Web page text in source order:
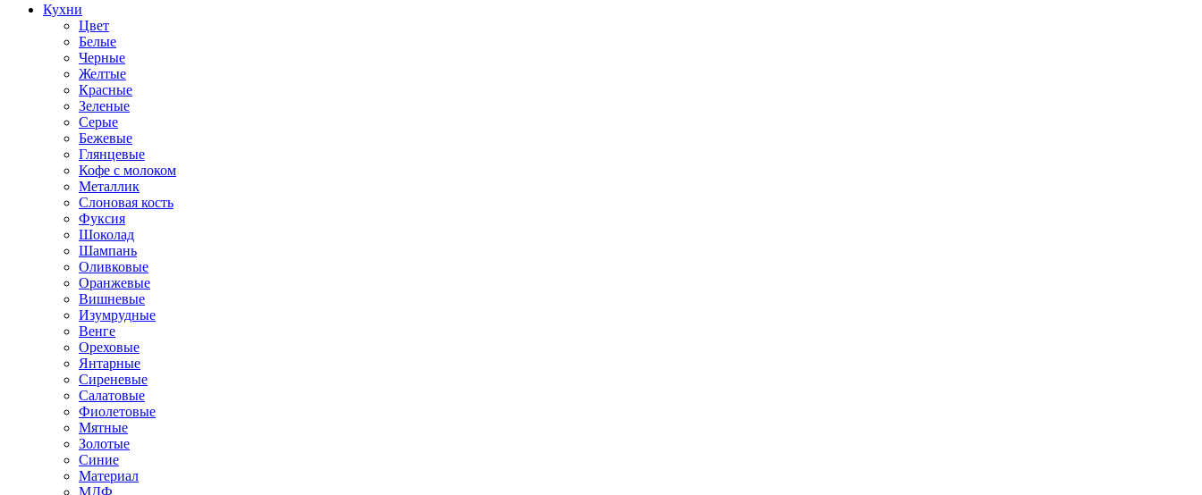
Кухни
Цвет
Белые
Черные
Желтые
Красные
Зеленые
Серые
Бежевые
Глянцевые
Кофе с молоком
Металлик
Слоновая кость
Фуксия
Шоколад
Шампань
Оливковые
Оранжевые
Вишневые
Изумрудные
Венге
Ореховые
Янтарные
Сиреневые
Салатовые
Фиолетовые
Мятные
Золотые
Синие
Материал
МДФ